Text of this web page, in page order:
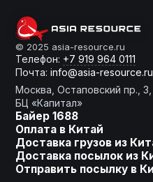
Готовы
От
Оставьте заявку,
для Вас
© 2025 asia-resource.ru
Телефон: +7 919 964 0111
Почта: info@asia-resource.ru
Москва, Остаповский пр.,
БЦ «Капитал»
Байер 1688
Оплата в Китай
Доставка грузов из
Доставка посылок из
Отправить посылку в